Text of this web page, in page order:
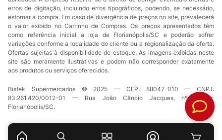
erros de digitação, incluindo erros tipográficos, podendo, se necessário,
estornar a compra. Em caso de divergência de preços no site, prevalecerá
o valor exibido no Carrinho de Compras. Os preços apresentados têm
como referência inicial a loja de Florianópolis/SC e poderão sofrer
variações conforme a localidade do cliente ou a regionalização da oferta.
Ofertas sujeitas à disponibilidade de estoque. As imagens exibidas neste
site são meramente ilustrativas e podem não corresponder exatamente
aos produtos ou serviços oferecidos.
Bistek Supermercados © 2025 — CEP: 88047-010 — CNPJ:
83.261.420/0012-01 — Rua João Câncio Jacques, nº 49 —
Florianópolis/SC.